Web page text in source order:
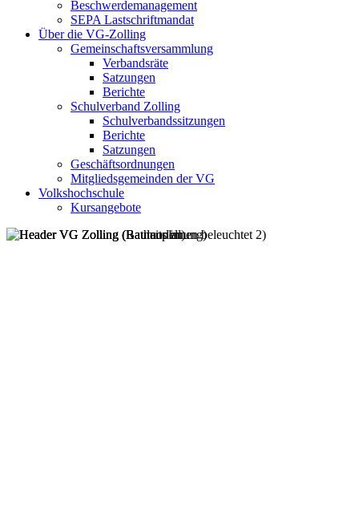
Beschwerdemanagement
SEPA Lastschriftmandat
Über die VG-Zolling
Gemeinschaftsversammlung
Verbandsräte
Satzungen
Berichte
Schulverband Zolling
Schulverbandssitzungen
Berichte
Satzungen
Geschäftsordnungen
Mitgliedsgemeinden der VG
Volkshochschule
Kursangebote